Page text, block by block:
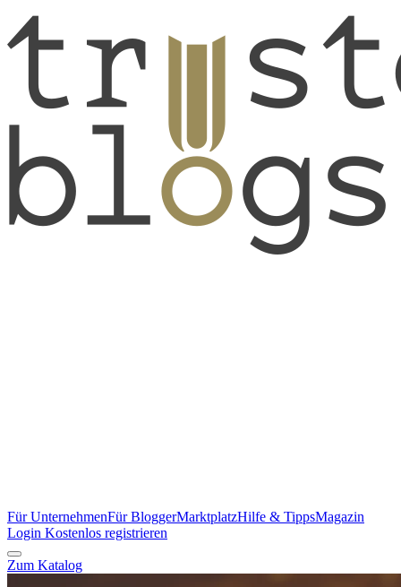
Für UnternehmenFür BloggerMarktplatzHilfe & TippsMagazin
Login Kostenlos registrieren
Zum Katalog